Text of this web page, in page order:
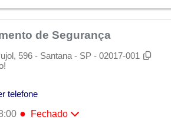
de Segurança
596 - Santana - SP - 02017-001
telefone
● Fechado